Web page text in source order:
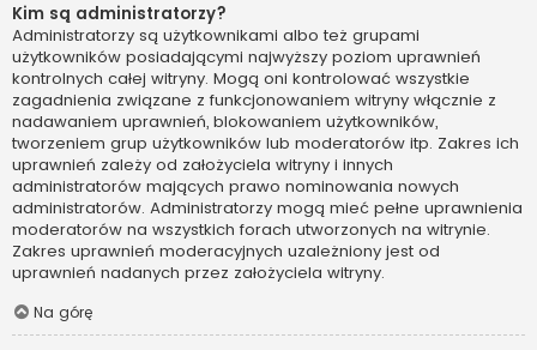
Kim są administratorzy?
Administratorzy są użytkownikami albo też grupami
użytkowników posiadającymi najwyższy poziom uprawnień
kontrolnych całej witryny. Mogą oni kontrolować wszystkie
zagadnienia związane z funkcjonowaniem witryny włącznie z
nadawaniem uprawnień, blokowaniem użytkowników,
tworzeniem grup użytkowników lub moderatorów itp. Zakres ich
uprawnień zależy od założyciela witryny i innych
administratorów mających prawo nominowania nowych
administratorów. Administratorzy mogą mieć pełne uprawnienia
moderatorów na wszystkich forach utworzonych na witrynie.
Zakres uprawnień moderacyjnych uzależniony jest od
uprawnień nadanych przez założyciela witryny.
Na górę